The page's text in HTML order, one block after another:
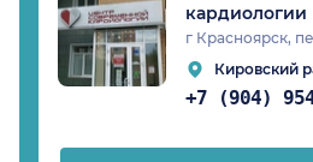
г Красноярск,
Кировский